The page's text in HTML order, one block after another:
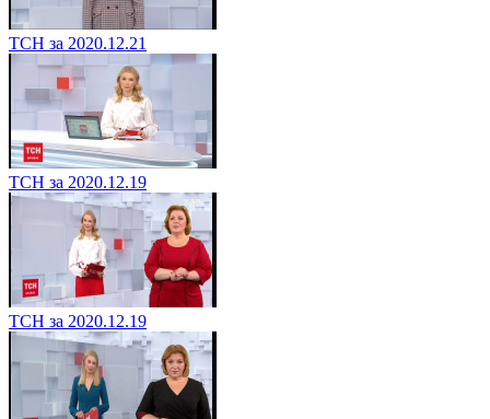
ТСН за 2020.12.21
ТСН за 2020.12.19
ТСН за 2020.12.19